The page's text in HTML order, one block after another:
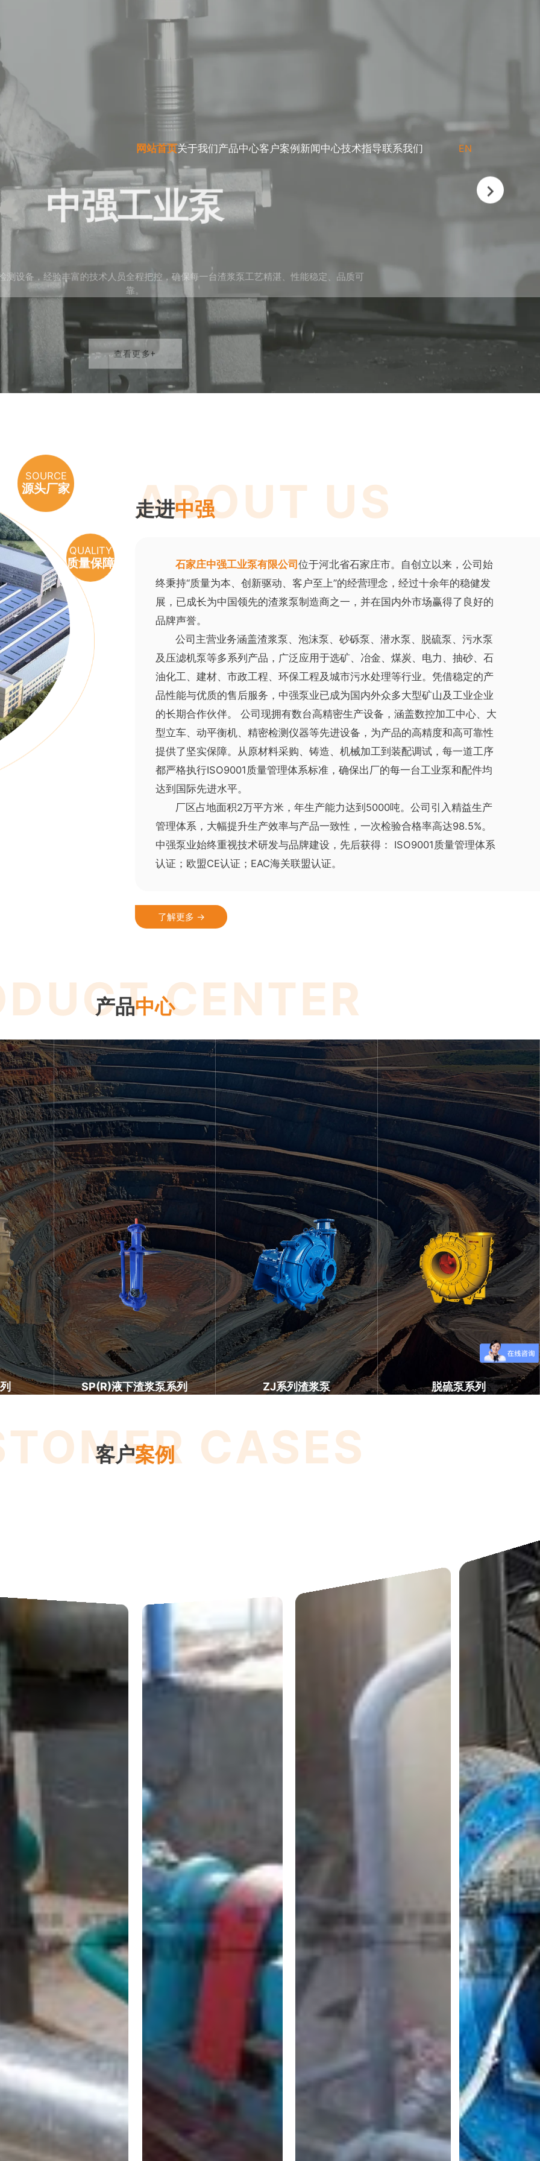
网站首页关于我们产品中心客户案例新闻中心技术指导联系我们 EN
中强工业泵
，经验丰富的技术人员全程把控，确保每一台渣浆泵工艺精湛、性能稳定、品质可
靠。
查看更多+
SOURCE
源头厂家
QUALITY
质量保障
走进中强
ABOUT US
石家庄中强工业泵有限公司 位于河北省石家庄市。自创立以来，公司始
终秉持“质量为本、创新驱动、客户至上”的经营理念，经过十余年的稳健发
展，已成长为中国领先的渣浆泵制造商之一，并在国内外市场赢得了良好的
品牌声誉。
公司主营业务涵盖渣浆泵、泡沫泵、砂砾泵、潜水泵、脱硫泵、污水泵
及压滤机泵等多系列产品，广泛应用于选矿、冶金、煤炭、电力、抽砂、石
油化工、建材、市政工程、环保工程及城市污水处理等行业。凭借稳定的产
品性能与优质的售后服务，中强泵业已成为国内外众多大型矿山及工业企业
的长期合作伙伴。 公司现拥有数台高精密生产设备，涵盖数控加工中心、大
型立车、动平衡机、精密检测仪器等先进设备，为产品的高精度和高可靠性
提供了坚实保障。从原材料采购、铸造、机械加工到装配调试，每一道工序
都严格执行ISO9001质量管理体系标准，确保出厂的每一台工业泵和配件均
达到国际先进水平。
厂区占地面积2万平方米，年生产能力达到5000吨。公司引入精益生产
管理体系，大幅提升生产效率与产品一致性，一次检验合格率高达98.5%。
中强泵业始终重视技术研发与品牌建设，先后获得： ISO9001质量管理体系
认证；欧盟CE认证；EAC海关联盟认证。
了解更多 →
产品中心CENTER
SP(R)液下渣浆泵系列 ZJ系列渣浆泵 脱硫泵系列
客户案例 CASES